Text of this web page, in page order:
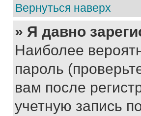
Вернуться наверх
» Я давно
Наиболее
пароль
вам после
учетную запись